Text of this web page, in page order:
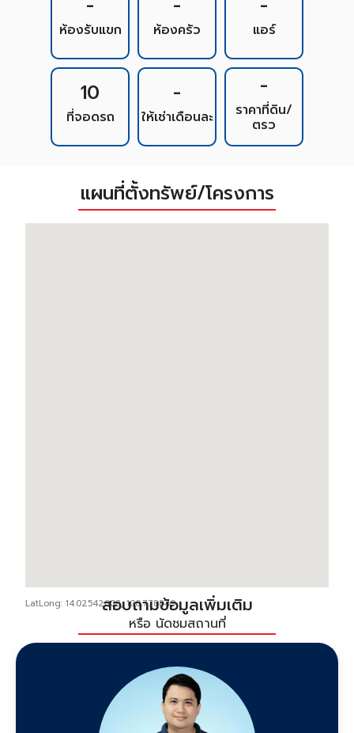
-
ห้องรับแขก
-
ห้องครัว
-
แอร์
10
ที่จอดรถ
-
ให้เช่าเดือนละ
-
ราคาที่ดิน/
ตรว
แผนที่ตั้งทรัพย์/โครงการ
LatLong: 14.02542008, 100.778849สอบถามข้อมูลเพิ่มเติม
หรือ นัดชมสถานที่